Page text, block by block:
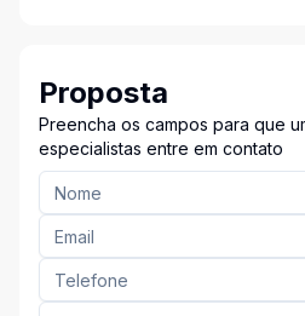
Proposta
Preencha os campos para que
especialistas entre em contato